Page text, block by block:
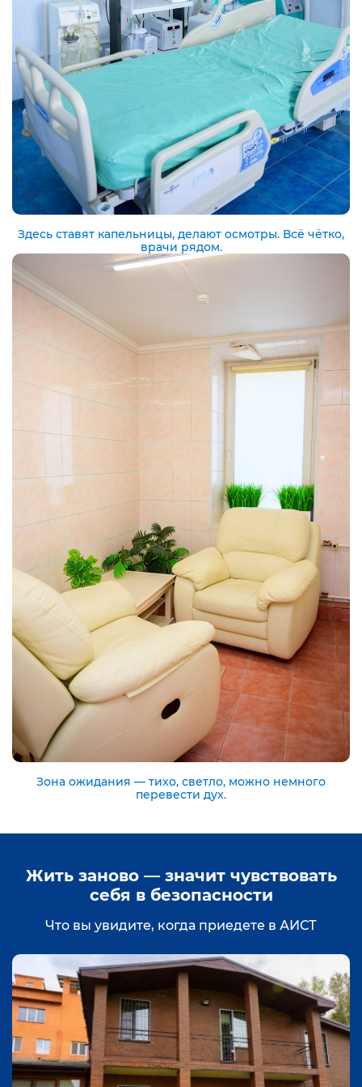
Здесь ставят капельницы, делают осмотры. Всё чётко,
врачи рядом.
Зона ожидания — тихо, светло, можно немного
перевести дух.
Жить заново — значит чувствовать
себя в безопасности
Что вы увидите, когда приедете в АИСТ